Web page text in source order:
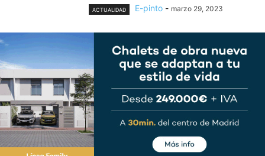
ACTUALIDAD E-pinto - marzo 29, 2023